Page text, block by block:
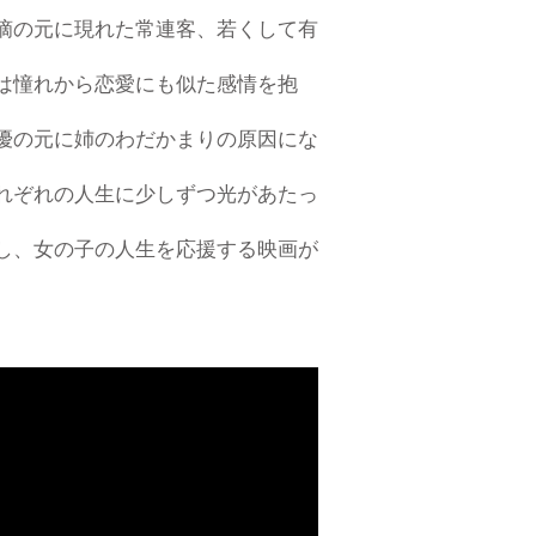
の元に現れた常連客、若くして有
憧れから恋愛にも似た感情を抱
の元に姉のわだかまりの原因にな
ぞれの人生に少しずつ光があたっ
、女の子の人生を応援する映画が